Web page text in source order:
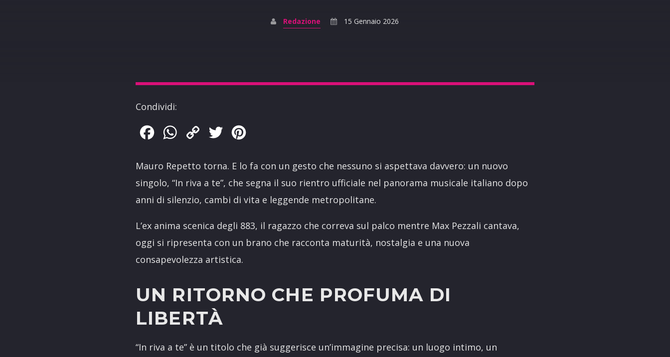
Redazione 15 Gennaio 2026
Condividi:
FacebookWhatsApp
Copy
Twitter
Mauro Repetto torna. E lo fa con un gesto che nessuno si aspettava davvero: un nuovo
singolo, “In riva a te”, che segna il suo rientro ufficiale nel panorama musicale italiano dopo
anni di silenzio, cambi di vita e leggende metropolitane.
L’ex anima scenica degli 883, il ragazzo che correva sul palco mentre Max Pezzali cantava,
oggi si ripresenta con un brano che racconta maturità, nostalgia e una nuova
consapevolezza artistica.
UN RITORNO CHE PROFUMA DI
LIBERTÀ
“In riva a te” è un titolo che già suggerisce un’immagine precisa: un luogo intimo, un